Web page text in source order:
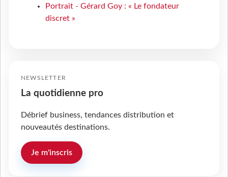
Portrait - Gérard Goy : « Le fondateur
discret »
NEWSLETTER
La quotidienne pro
Débrief business, tendances distribution et
nouveautés destinations.
Je m'inscris